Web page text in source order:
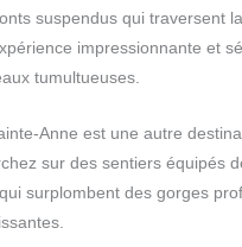
suspendus qui traversent
impressionnante et
tumultueuses.
Anne est une autre
sur des sentiers équipés
surplombent des gorges